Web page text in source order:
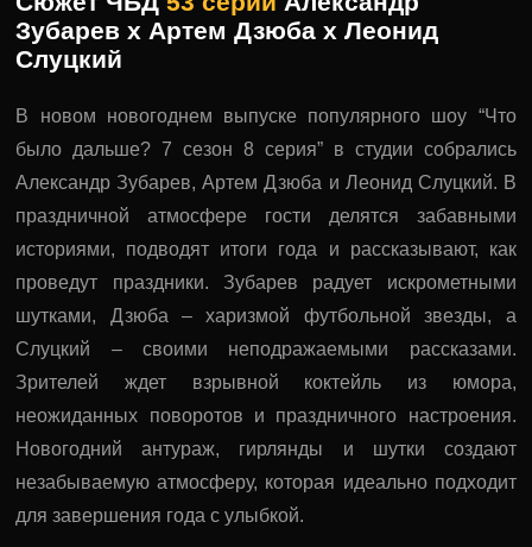
Зубарев х Артем Дзюба х Леонид
Слуцкий
В новом новогоднем выпуске популярного шоу “Что
было дальше? 7 сезон 8 серия” в студии собрались
Александр Зубарев, Артем Дзюба и Леонид Слуцкий. В
праздничной атмосфере гости делятся забавными
историями, подводят итоги года и рассказывают, как
проведут праздники. Зубарев радует искрометными
шутками, Дзюба – харизмой футбольной звезды, а
Слуцкий – своими неподражаемыми рассказами.
Зрителей ждет взрывной коктейль из юмора,
неожиданных поворотов и праздничного настроения.
Новогодний антураж, гирлянды и шутки создают
незабываемую атмосферу, которая идеально подходит
для завершения года с улыбкой.